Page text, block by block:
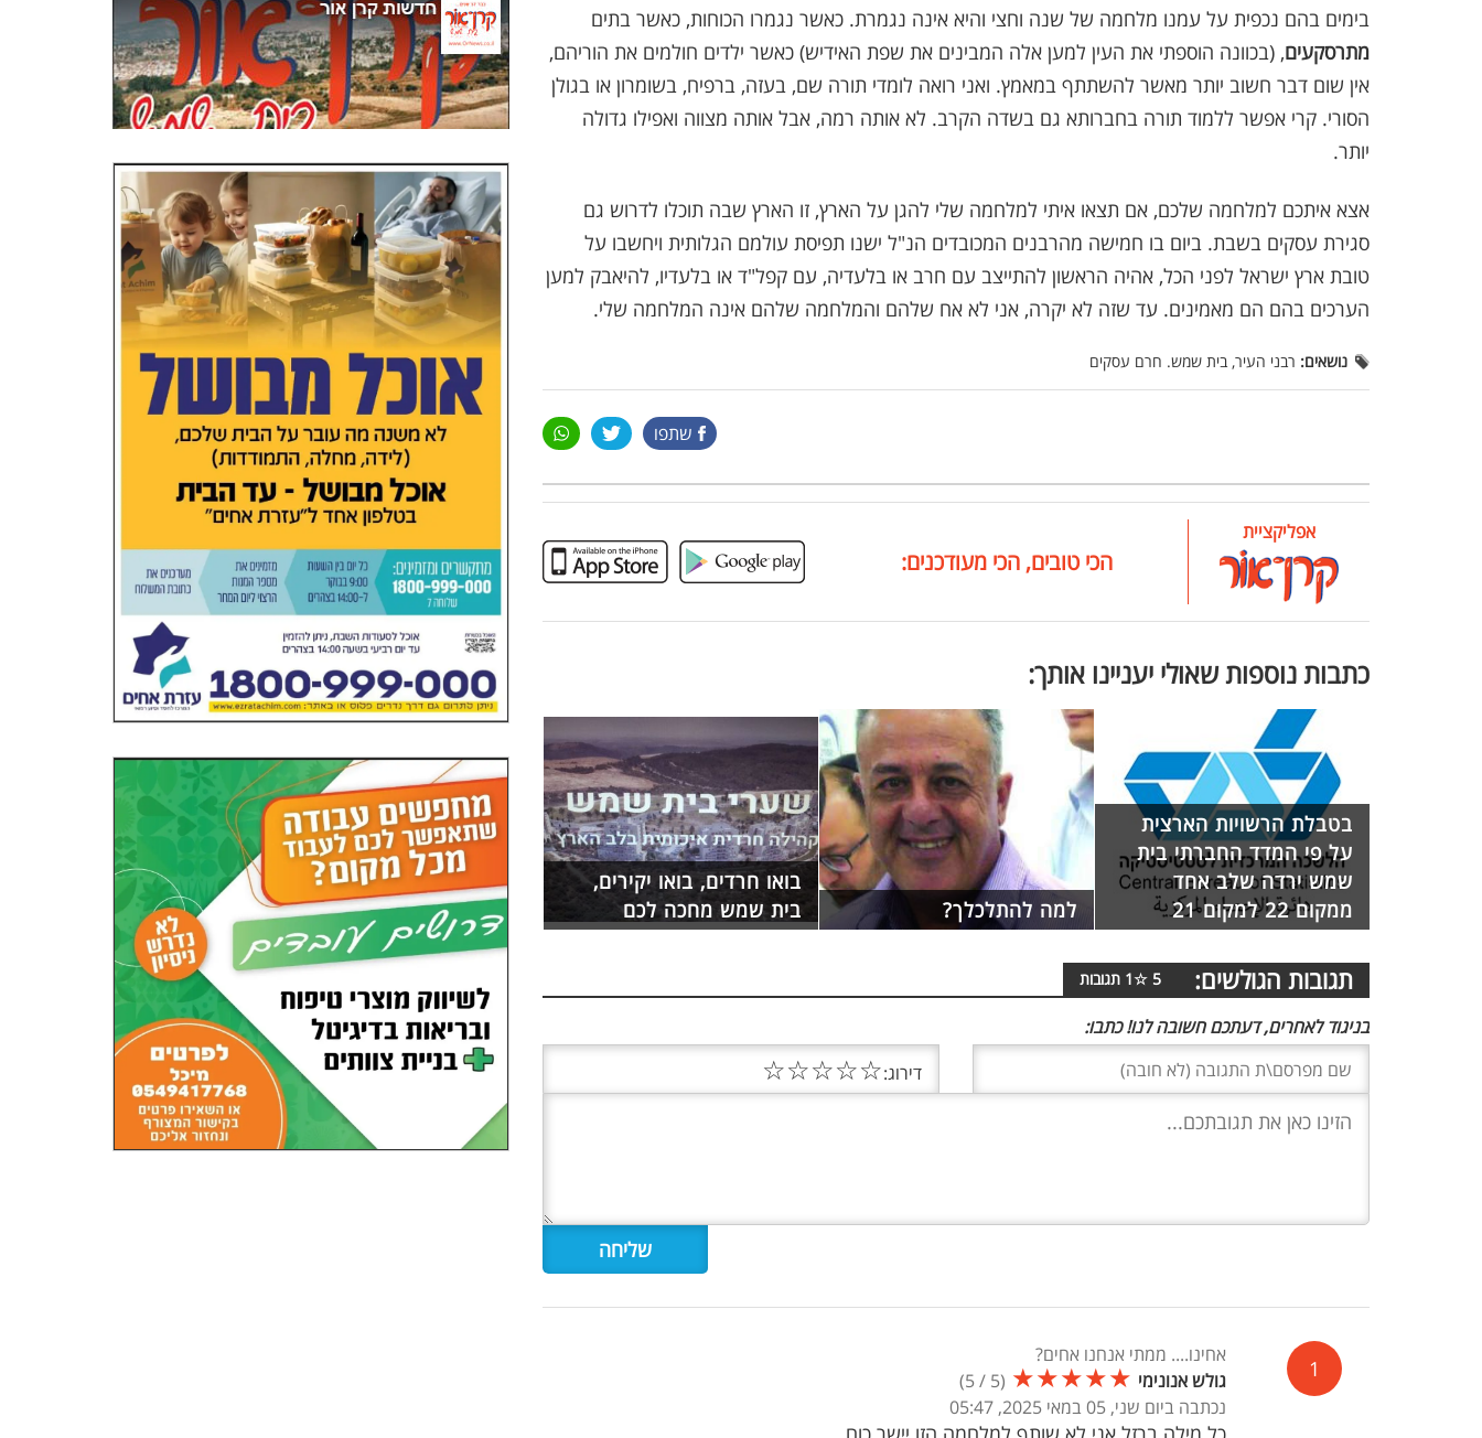
בימים בהם נכפית על עמנו מלחמה של שנה וחצי והיא אינה נגמרת. כאשר נגמרו הכוחות, כאשר בתים
מתרסקעים, (בכוונה הוספתי את העין למען אלה המבינים את שפת האידיש) כאשר ילדים חולמים את הוריהם,
אין שום דבר חשוב יותר מאשר להשתתף במאמץ. ואני רואה לומדי תורה שם, בעזה, ברפיח, בשומרון או בגולן
הסורי. קרי אפשר ללמוד תורה בחברותא גם בשדה הקרב. לא אותה רמה, אבל אותה מצווה ואפילו גדולה
יותר.
אצא איתכם למלחמה שלכם, אם תצאו איתי למלחמה שלי להגן על הארץ, זו הארץ שבה תוכלו לדרוש גם
סגירת עסקים בשבת. ביום בו חמישה מהרבנים המכובדים הנ"ל ישנו תפיסת עולמם הגלותית ויחשבו על
טובת ארץ ישראל לפני הכל, אהיה הראשון להתייצב עם חרב או בלעדיה, עם קפל"ד או בלעדיו, להיאבק למען
הערכים בהם הם מאמינים. עד שזה לא יקרה, אני לא אח שלהם והמלחמה שלהם אינה המלחמה שלי.
נושאים: רבני העיר, בית שמש. חרם עסקים
שתפו
אפליקציית
הכי טובים, הכי מעודכנים:
כתבות נוספות שאולי יעניינו אותך:
בטבלת הרשויות הארצית
על פי המדד החברתי בית
שמש ירדה שלב אחד
ממקום 22 למקום 21
למה להתלכלך?
בואו חרדים, בואו יקירים,
בית שמש מחכה לכם
תגובות הגולשים: 5
☆
1 תגובות
בניגוד לאחרים, דעתכם חשובה לנו! כתבו:
דירוג:☆
☆
☆
☆
☆
1
אחינו.... ממתי אנחנו אחים?
גולש אנונימי ★
★
★
★
★
(
5
/
5
)
נכתבה ביום שני, 05 במאי 2025, 05:47